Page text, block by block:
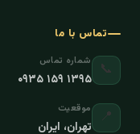
تماس با ما
📞 شماره تماس
۰۹۳۵ ۱۵۹ ۱۳۹۵
📍 موقعیت
تهران، ایران